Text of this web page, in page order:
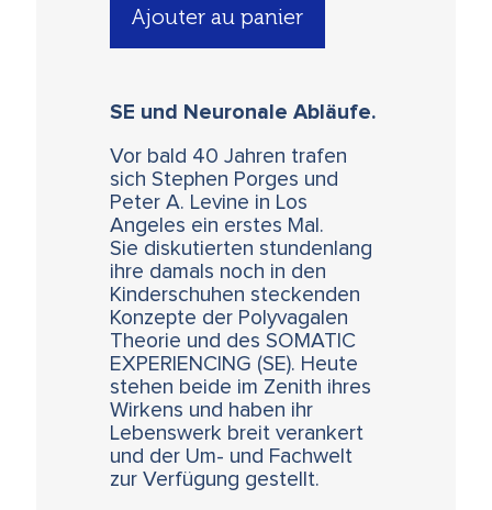
Ajouter au panier
SE und Neuronale Abläufe.
Vor bald 40 Jahren trafen
sich Stephen Porges und
Peter A. Levine in Los
Angeles ein erstes Mal.
Sie diskutierten stundenlang
ihre damals noch in den
Kinderschuhen steckenden
Konzepte der Polyvagalen
Theorie und des SOMATIC
EXPERIEN­CING (SE). Heute
stehen beide im Zenith ihres
Wirkens und haben ihr
Lebenswerk breit verankert
und der Um- und Fachwelt
zur Verfügung gestellt.